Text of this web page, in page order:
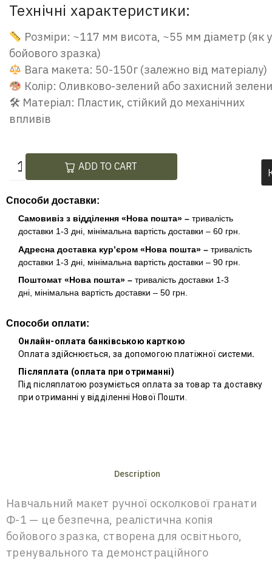
Технічні характеристики:
Розміри: ~117 мм висота, ~55 мм діаметр (як у
бойового зразка)
Вага макета: 50-150г (залежно від матеріалу)
Колір: Оливково-зелений або захисний
🛠 Матеріал: Пластик, стійкий до механічних
впливів
ADD TO CART
Способи доставки:
Самовивіз з відділення «Нова пошта» – тривалість
доставки 1-3 дні, мінімальна вартість доставки – 60 грн.
Адресна доставка кур’єром «Нова пошта» – тривалість
доставки 1-3 дні, мінімальна вартість доставки – 90 грн.
Поштомат «Нова пошта» – тривалість доставки 1-3
дні, мінімальна вартість доставки – 50 грн.
Способи оплати:
Онлайн-оплата банківською карткою
Оплата здійснюється, за допомогою платіжної системи.
Післяплата (оплата при отриманні)
Під післяплатою розуміється оплата за товар та доставку
при отриманні у відділенні Нової Пошти.
Description
Навчальний макет ручної осколкової гранати
Ф-1 — це безпечна, реалістична копія
бойового зразка, створена для освітнього,
тренувального та демонстраційного